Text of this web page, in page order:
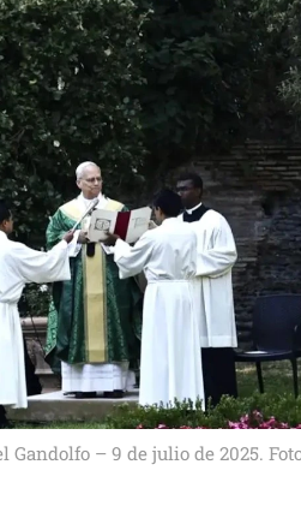
– 9 de julio de 2025.